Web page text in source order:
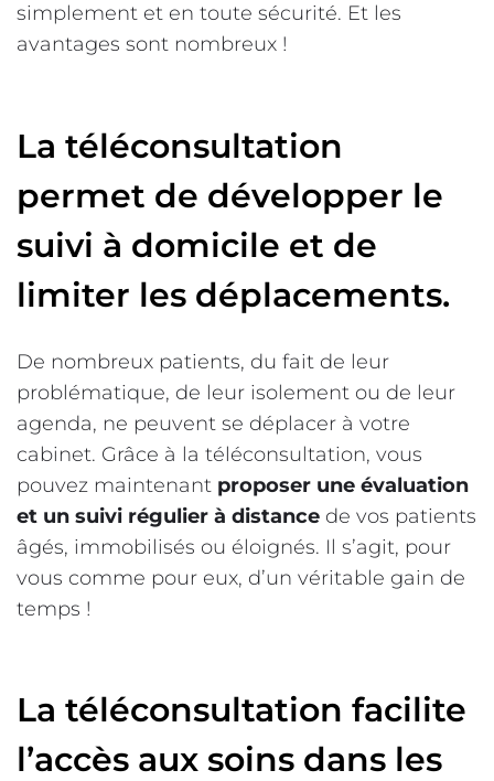
simplement et en toute sécurité. Et les
avantages sont nombreux !
La téléconsultation
permet de développer le
suivi à domicile et de
limiter les déplacements.
De nombreux patients, du fait de leur
problématique, de leur isolement ou de leur
agenda, ne peuvent se déplacer à votre
cabinet. Grâce à la téléconsultation, vous
pouvez maintenant proposer une évaluation
et un suivi régulier à distance de vos patients
âgés, immobilisés ou éloignés. Il s’agit, pour
vous comme pour eux, d’un véritable gain de
temps !
La téléconsultation facilite
l’accès aux soins dans les